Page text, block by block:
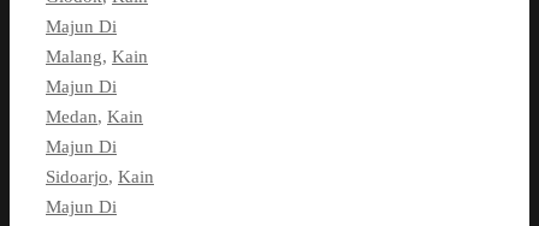
Majun Di
Malang, Kain
Majun Di
Medan, Kain
Majun Di
Sidoarjo, Kain
Majun Di